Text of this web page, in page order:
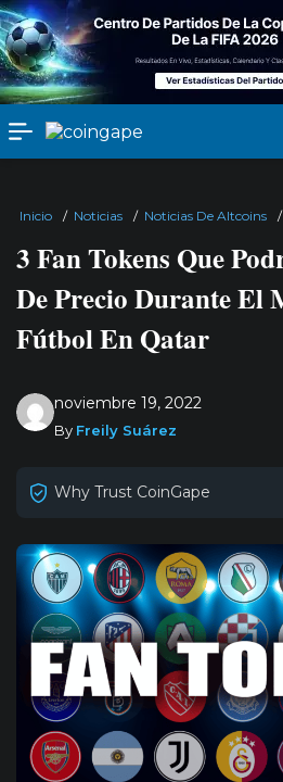
Inicio / Noticias / Noticias De Altcoins /
3 Fan Tokens Que
De Precio Durante El
Fútbol En Qatar
noviembre 19, 2022
By Freily Suárez
Why Trust CoinGape